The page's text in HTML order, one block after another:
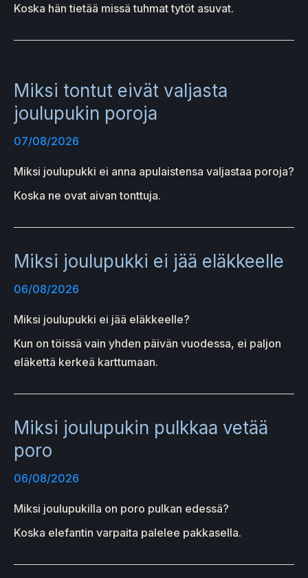
Koska hän tietää missä tuhmat tytöt asuvat.
Miksi tontut eivät valjasta
joulupukin poroja
07/08/2026
Miksi joulupukki ei anna apulaistensa valjastaa poroja?
Koska ne ovat aivan tonttuja.
Miksi joulupukki ei jää eläkkeelle
06/08/2026
Miksi joulupukki ei jää eläkkeelle?
Kun on töissä vain yhden päivän vuodessa, ei paljon
eläkettä kerkeä karttumaan.
Miksi joulupukin pulkkaa vetää
poro
06/08/2026
Miksi joulupukilla on poro pulkan edessä?
Koska elefantin varpaita palelee pakkasella.